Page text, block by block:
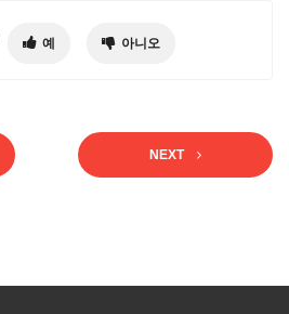
예 아니오
NEXT